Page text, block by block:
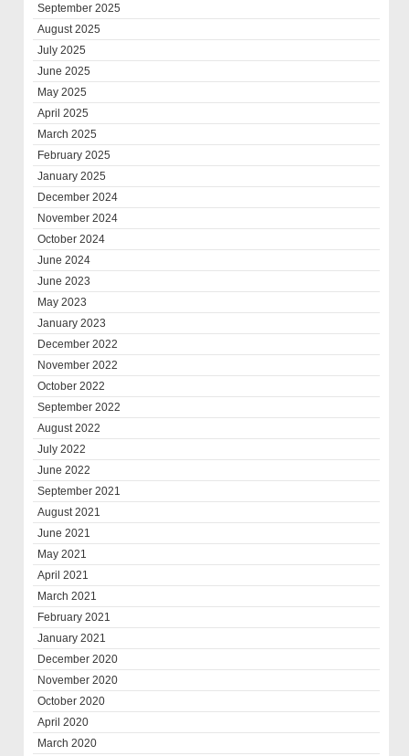
September 2025
August 2025
July 2025
June 2025
May 2025
April 2025
March 2025
February 2025
January 2025
December 2024
November 2024
October 2024
June 2024
June 2023
May 2023
January 2023
December 2022
November 2022
October 2022
September 2022
August 2022
July 2022
June 2022
September 2021
August 2021
June 2021
May 2021
April 2021
March 2021
February 2021
January 2021
December 2020
November 2020
October 2020
April 2020
March 2020